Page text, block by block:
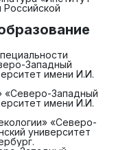
Западный
имени И.И.
«Северо-Западный
имени И.И.
«Северо-
университет